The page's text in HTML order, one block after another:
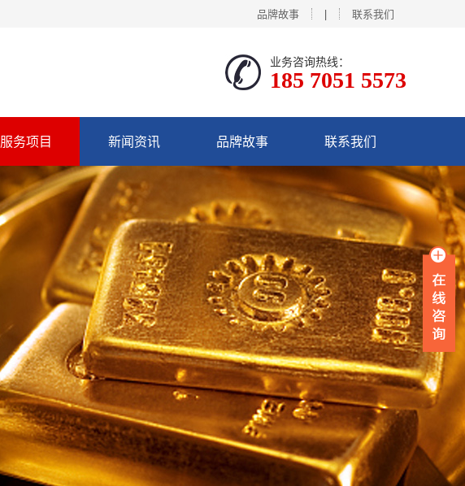
品牌故事 | 联系我们
业务咨询热线：
185 7051 5573
服务项目 新闻资讯 品牌故事 联系我们